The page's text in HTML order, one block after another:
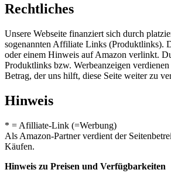
Rechtliches
Unsere Webseite finanziert sich durch
sogenannten Affiliate Links (Produktlinks).
oder einem Hinweis auf Amazon verlinkt.
Produktlinks bzw. Werbeanzeigen
Betrag, der uns hilft, diese Seite weiter zu
Hinweis
* = Afilliate-Link (=Werbung)
Als Amazon-Partner verdient der
Käufen.
Hinweis zu Preisen und Verfügbarkeiten